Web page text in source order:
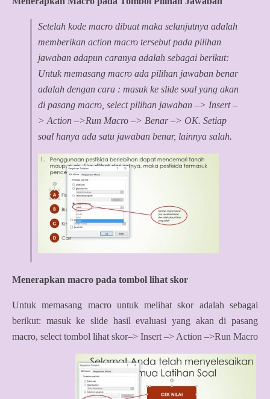
Setelah kode macro dibuat maka selanjutnya adalah
memberikan action macro tersebut pada pilihan
jawaban adapun caranya adalah sebagai berikut:
Untuk memasang macro ada pilihan jawaban benar
adalah dengan cara : masuk ke slide soal yang akan
di pasang macro, select pilihan jawaban –> Insert –
> Action –>Run Macro –> Benar –> OK. Setiap
soal hanya ada satu jawaban benar, lainnya salah.
Menerapkan macro pada tombol lihat skor
Untuk memasang macro untuk melihat skor adalah sebagai
berikut: masuk ke slide hasil evaluasi yang akan di pasang
macro, select tombol lihat skor–> Insert –> Action –>Run Macro